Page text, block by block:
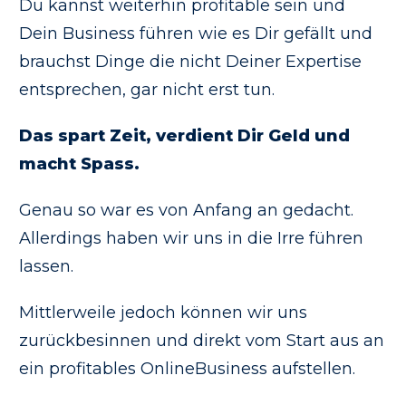
Du kannst weiterhin profitable sein und
Dein Business führen wie es Dir gefällt und
brauchst Dinge die nicht Deiner Expertise
entsprechen, gar nicht erst tun.
Das spart Zeit, verdient Dir Geld und
macht Spass.
Genau so war es von Anfang an gedacht.
Allerdings haben wir uns in die Irre führen
lassen.
Mittlerweile jedoch können wir uns
zurückbesinnen und direkt vom Start aus an
ein profitables OnlineBusiness aufstellen.